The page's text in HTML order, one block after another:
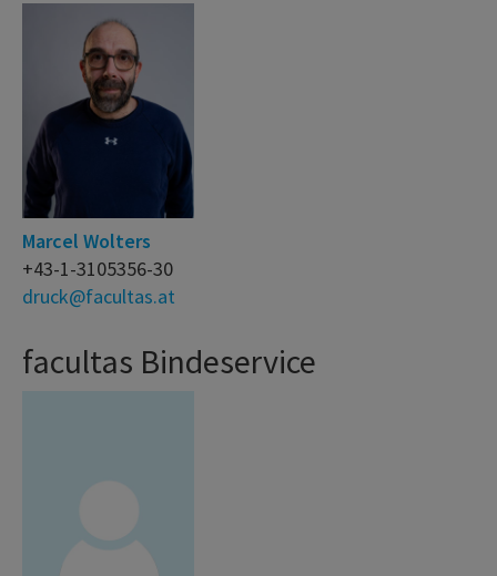
Marcel Wolters
+43-1-3105356-30
druck@facultas.at
facultas Bindeservice